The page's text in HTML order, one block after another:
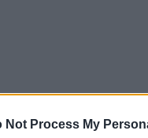
Not Process My
p5-kA3qYoE4